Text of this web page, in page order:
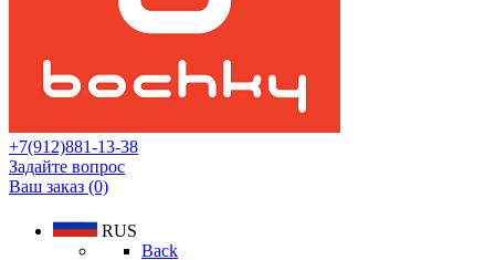
+7(912)881-13-38
Задайте вопрос
Ваш заказ (0)
RUS
Back